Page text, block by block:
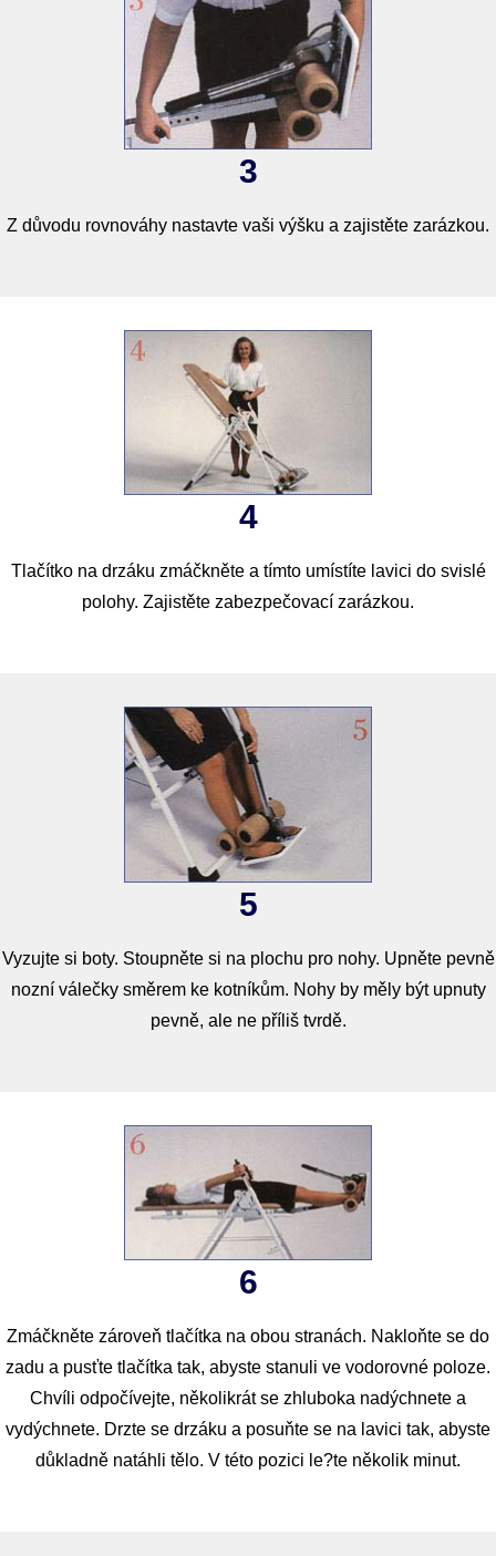
3
Z důvodu rovnováhy nastavte vaši výšku a zajistěte zarázkou.
4
Tlačítko na drzáku zmáčkněte a tímto umístíte lavici do svislé
polohy. Zajistěte zabezpečovací zarázkou.
5
Vyzujte si boty. Stoupněte si na plochu pro nohy. Upněte pevně
nozní válečky směrem ke kotníkům. Nohy by měly být upnuty
pevně, ale ne příliš tvrdě.
6
Zmáčkněte zároveň tlačítka na obou stranách. Nakloňte se do
zadu a pusťte tlačítka tak, abyste stanuli ve vodorovné poloze.
Chvíli odpočívejte, několikrát se zhluboka nadýchnete a
vydýchnete. Drzte se drzáku a posuňte se na lavici tak, abyste
důkladně natáhli tělo. V této pozici le?te několik minut.